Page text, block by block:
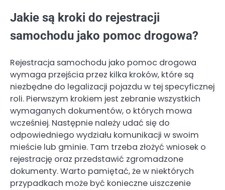
Jakie są kroki do rejestracji
samochodu jako pomoc drogowa?
Rejestracja samochodu jako pomoc drogowa
wymaga przejścia przez kilka kroków, które są
niezbędne do legalizacji pojazdu w tej specyficznej
roli. Pierwszym krokiem jest zebranie wszystkich
wymaganych dokumentów, o których mowa
wcześniej. Następnie należy udać się do
odpowiedniego wydziału komunikacji w swoim
mieście lub gminie. Tam trzeba złożyć wniosek o
rejestrację oraz przedstawić zgromadzone
dokumenty. Warto pamiętać, że w niektórych
przypadkach może być konieczne uiszczenie